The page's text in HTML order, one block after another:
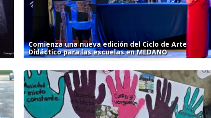
Comienza una nueva edición del Ciclo de Arte
Didáctico para las escuelas en MEDANO